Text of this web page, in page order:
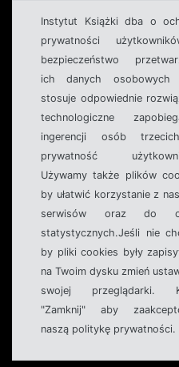
Instytut Książki dba o
prywatności
bezpieczeństwo
ich danych osobowych
stosuje odpowiednie
technologiczne
ingerencji osób
prywatność
Używamy także plików
by ułatwić korzystanie z
serwisów oraz do
statystycznych.Jeśli nie
by pliki cookies były
na Twoim dysku zmień
swojej przeglądarki.
"Zamknij" aby
naszą politykę prywatności.